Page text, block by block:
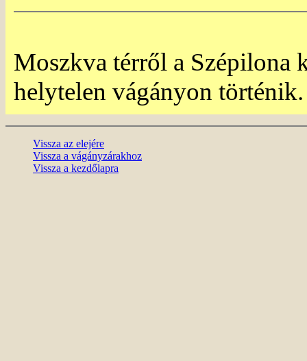
Moszkva térről a Szépilona
helytelen vágányon történik.
Vissza az elejére
Vissza a vágányzárakhoz
Vissza a kezdőlapra